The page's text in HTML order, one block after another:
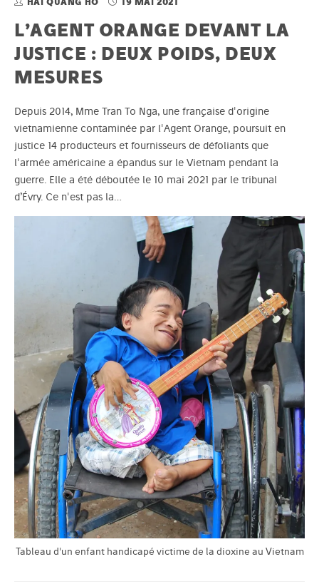
L’AGENT ORANGE DEVANT LA
JUSTICE : DEUX POIDS, DEUX
MESURES
Depuis 2014, Mme Tran To Nga, une française d'origine
vietnamienne contaminée par l'Agent Orange, poursuit en
justice 14 producteurs et fournisseurs de défoliants que
l'armée américaine a épandus sur le Vietnam pendant la
guerre. Elle a été déboutée le 10 mai 2021 par le tribunal
d’Évry. Ce n'est pas la…
Tableau d'un enfant handicapé victime de la dioxine au Vietnam